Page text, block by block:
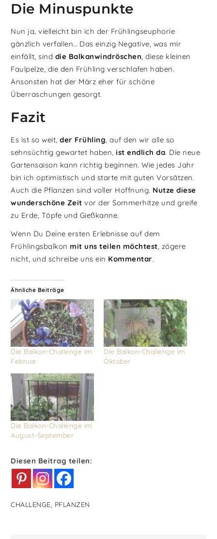
Die Minuspunkte
Nun ja, vielleicht bin ich der Frühlingseuphorie
gänzlich verfallen… Das einzig Negative, was mir
einfällt, sind die Balkanwindröschen, diese kleinen
Faulpelze, die den Frühling verschlafen haben.
Ansonsten hat der März eher für schöne
Überraschungen gesorgt.
Fazit
Es ist so weit,der Frühling, auf den wir alle so
sehnsüchtig gewartet haben,ist endlich da. Die neue
Gartensaison kann richtig beginnen. Wie jedes Jahr
bin ich optimistisch und starte mit guten Vorsätzen.
Auch die Pflanzen sind voller Hoffnung. Nutze diese
wunderschöne Zeit vor der Sommerhitze und greife
zu Erde, Töpfe und Gießkanne.
Wenn Du Deine ersten Erlebnisse auf dem
Frühlingsbalkon mit uns teilen möchtest, zögere
nicht, und schreibe uns ein Kommentar.
Ähnliche Beiträge
Die Balkon-Challenge im
Februar
Die Balkon-Challenge im
Oktober
Die Balkon-Challenge im
August-September
Diesen Beitrag teilen:
CHALLENGE, PFLANZEN